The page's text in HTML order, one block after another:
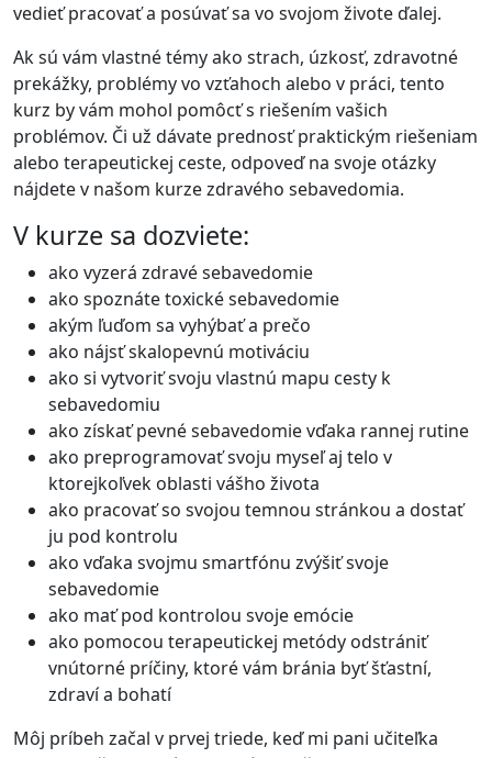
vedieť pracovať a posúvať sa vo svojom živote ďalej.
Ak sú vám vlastné témy ako strach, úzkosť, zdravotné
prekážky, problémy vo vzťahoch alebo v práci, tento
kurz by vám mohol pomôcť s riešením vašich
problémov. Či už dávate prednosť praktickým riešeniam
alebo terapeutickej ceste, odpoveď na svoje otázky
nájdete v našom kurze zdravého sebavedomia.
V kurze sa dozviete:
ako vyzerá zdravé sebavedomie
ako spoznáte toxické sebavedomie
akým ľuďom sa vyhýbať a prečo
ako nájsť skalopevnú motiváciu
ako si vytvoriť svoju vlastnú mapu cesty k
sebavedomiu
ako získať pevné sebavedomie vďaka rannej rutine
ako preprogramovať svoju myseľ aj telo v
ktorejkoľvek oblasti vášho života
ako pracovať so svojou temnou stránkou a dostať
ju pod kontrolu
ako vďaka svojmu smartfónu zvýšiť svoje
sebavedomie
ako mať pod kontrolou svoje emócie
ako pomocou terapeutickej metódy odstrániť
vnútorné príčiny, ktoré vám bránia byť šťastní,
zdraví a bohatí
Môj príbeh začal v prvej triede, keď mi pani učiteľka